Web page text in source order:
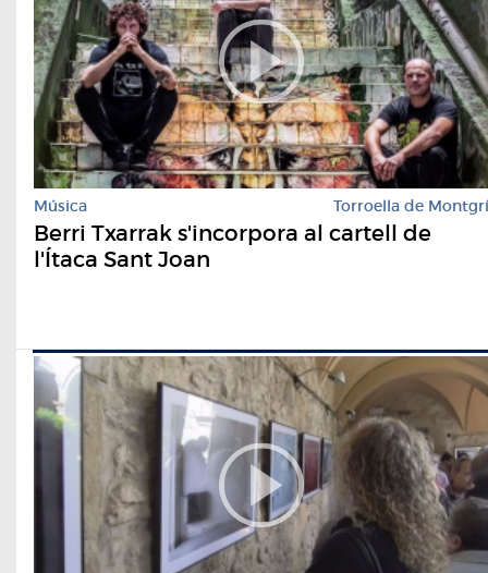
Música Torroella de Montgrí
Berri Txarrak s'incorpora al cartell de
l'Ítaca Sant Joan